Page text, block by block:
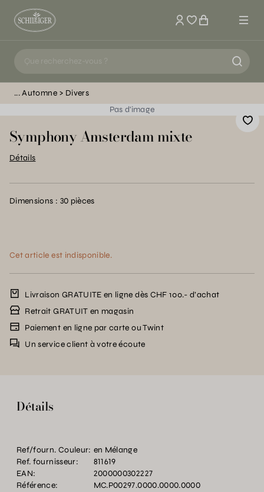
Mon compte
Automne
Divers
Pas d'image
Symphony Amsterdam mixte
Détails
Dimensions : 30 pièces
Cet article est indisponible.
Livraison GRATUITE en ligne dès CHF 100.- d’achat
Retrait GRATUIT en magasin
Paiement en ligne par carte ou Twint
Un service client à votre écoute
Détails
Ref/fourn. Couleur: en Mélange
Ref. fournisseur:
811619
EAN:
2000000302227
Référence:
MC.P00297.0000.0000.0000